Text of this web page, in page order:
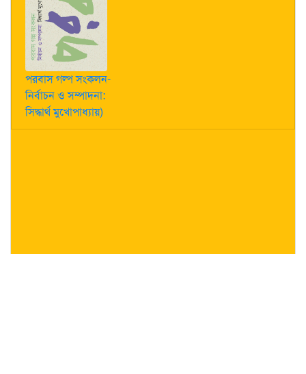
পরবাস গল্প সংকলন-
নির্বাচন ও সম্পাদনা:
সিদ্ধার্থ মুখোপাধ্যায়)